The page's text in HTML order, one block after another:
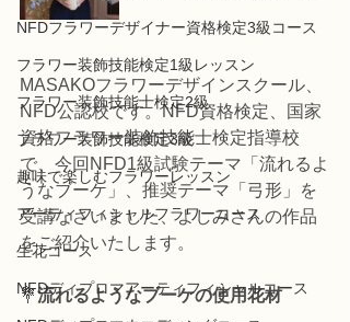
NFDフラワーデザイナー資格検定3級コース
フラワー装飾技能検定1級レッスン
フラワー装飾技能士検定2級
フラワー装飾技能検定3級
趣味で楽しむフラワーレッスン
アーティフィシャルフラワーコース
生花コース
NFDディプロマアーティフィシャルコース
MASAKOフラワーデザインスクール、
NFD公認校です。NFD資格検定、国家
資格フラワー装飾技能士検定指導校
で、今回NFD1級試験テーマ「流れるよ
うなブーケ」、推奨テーマ「弓形」を
受講なさいました、よしみさんの作品
をご紹介いたします。
💐流れるようなブーケの使用花材